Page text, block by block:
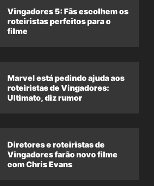
Vingadores 5: Fãs escolhem os
roteiristas perfeitos para o
filme
Marvel está pedindo ajuda aos
roteiristas de Vingadores:
Ultimato, diz rumor
Diretores e roteiristas de
Vingadores farão novo filme
com Chris Evans